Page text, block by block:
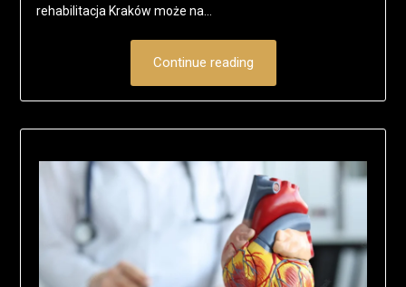
rehabilitacja Kraków może na…
Continue reading